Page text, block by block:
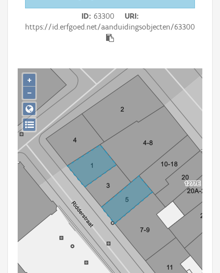
Persoon of collectief
Aanmelden
ID 63300
URI
https://id.erfgoed.net/aanduidingsobjecten/63300
+
−